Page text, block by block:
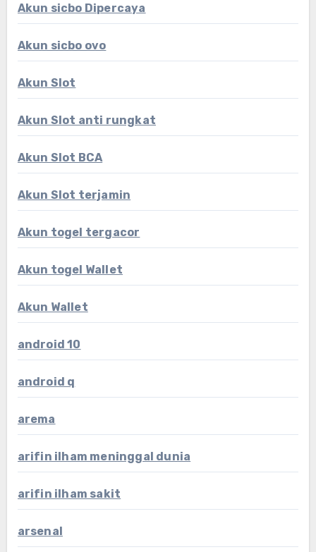
Akun sicbo Dipercaya
Akun sicbo ovo
Akun Slot
Akun Slot anti rungkat
Akun Slot BCA
Akun Slot terjamin
Akun togel tergacor
Akun togel Wallet
Akun Wallet
android 10
android q
arema
arifin ilham meninggal dunia
arifin ilham sakit
arsenal